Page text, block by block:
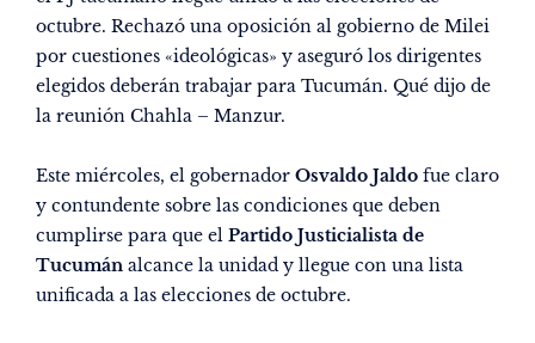
octubre. Rechazó una oposición al gobierno de Milei
por cuestiones «ideológicas» y aseguró los dirigentes
elegidos deberán trabajar para Tucumán. Qué dijo de
la reunión Chahla – Manzur.
Este miércoles, el gobernador Osvaldo Jaldo fue claro
y contundente sobre las condiciones que deben
cumplirse para que el Partido Justicialista de
Tucumán alcance la unidad y llegue con una lista
unificada a las elecciones de octubre.